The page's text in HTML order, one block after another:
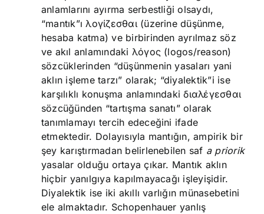
anlamlarını ayırma serbestliği olsaydı,
“mantık”ı λογίζεσθαι (üzerine düşünme,
hesaba katma) ve birbirinden ayrılmaz söz
ve akıl anlamındaki λόγος (logos/reason)
sözcüklerinden “düşünmenin yasaları yani
aklın işleme tarzı” olarak; “diyalektik”i ise
karşılıklı konuşma anlamındaki διαλέγεσθαι
sözcüğünden “tartışma sanatı” olarak
tanımlamayı tercih edeceğini ifade
etmektedir. Dolayısıyla mantığın, ampirik bir
şey karıştırmadan belirlenebilen saf a priorik
yasalar olduğu ortaya çıkar. Mantık aklın
hiçbir yanılgıya kapılmayacağı işleyişidir.
Diyalektik ise iki akıllı varlığın münasebetini
ele almaktadır. Schopenhauer yanlış